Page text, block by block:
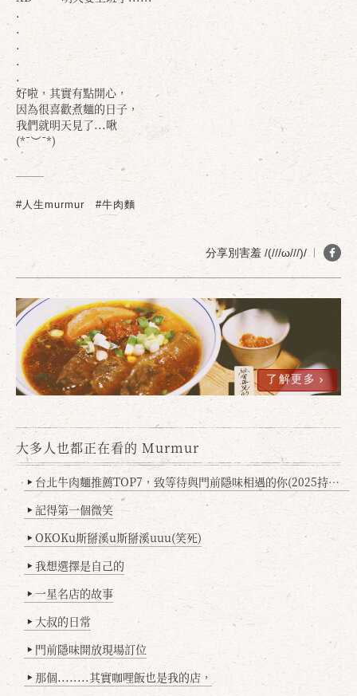
.
.
.
.
.
好啦，其實有點開心，
因為很喜歡煮麵的日子，
我們就明天見了...啾
(*¯︶¯*)
#人生murmur #牛肉麵
分享別害羞 /(///ω///)/
了解更多
大多人也都正在看的 Murmur
▶ 台北牛肉麵推薦TOP7，致等待與門前隱味相遇的你(2025持續更新
▶ 記得第一個微笑
▶ OKOKu斯掰溪u斯掰溪uuu(笑死)
▶ 我想選擇是自己的
▶ 一星名店的故事
▶ 大叔的日常
▶ 門前隱味開放現場訂位
▶ 那個........其實咖哩飯也是我的店，
確定